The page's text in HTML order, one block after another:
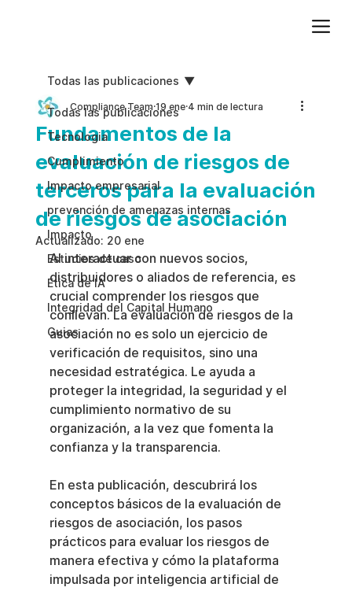
Todas las publicaciones
Tecnologia
Cumplimiento
Impacto empresarial
prevención de amenazas internas
Impacto
Estudios de caso
Etica de IA
Integridad del Capital Humano
Guias
Todas las publicaciones
Fundamentos de la
evaluación de riesgos de
terceros para la evaluación
de riesgos de asociación
Compliance Team 19 ene 4 min de lectura
Actualizado: 20 ene
Al interactuar con nuevos socios,
distribuidores o aliados de referencia, es
crucial comprender los riesgos que
conllevan. La evaluación de riesgos de la
asociación no es solo un ejercicio de
verificación de requisitos, sino una
necesidad estratégica. Le ayuda a
proteger la integridad, la seguridad y el
cumplimiento normativo de su
organización, a la vez que fomenta la
confianza y la transparencia.
En esta publicación, descubrirá los
conceptos básicos de la evaluación de
riesgos de asociación, los pasos
prácticos para evaluar los riesgos de
manera efectiva y cómo la plataforma
impulsada por inteligencia artificial de